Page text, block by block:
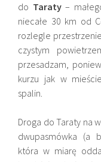
do Taraty–
niecałe 30 km od
rozlegle
czystym
przesadzam,
kurzu jak w
spalin.
Droga do Taraty na
dwupasmówka (a
która w miarę